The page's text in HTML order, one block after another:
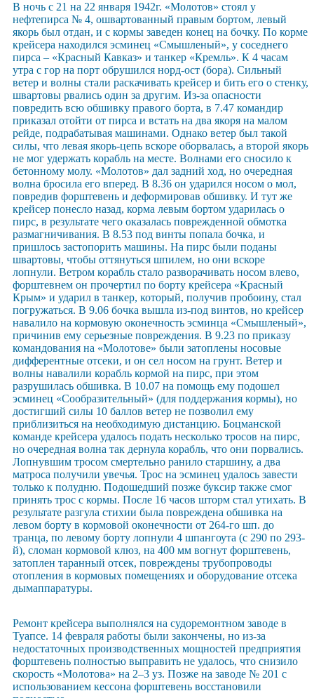
В ночь с 21 на 22 января 1942г. «Молотов» стоял у
нефтепирса № 4, ошвартованный правым бортом, левый
якорь был отдан, и с кормы заведен конец на бочку. По корме
крейсера находился эсминец «Смышленый», у соседнего
пирса – «Красный Кавказ» и танкер «Кремль». К 4 часам
утра с гор на порт обрушился норд-ост (бора). Сильный
ветер и волны стали раскачивать крейсер и бить его о стенку,
швартовы рвались один за другим. Из-за опасности
повредить всю обшивку правого борта, в 7.47 командир
приказал отойти от пирса и встать на два якоря на малом
рейде, подрабатывая машинами. Однако ветер был такой
силы, что левая якорь-цепь вскоре оборвалась, а второй якорь
не мог удержать корабль на месте. Волнами его сносило к
бетонному молу. «Молотов» дал задний ход, но очередная
волна бросила его вперед. В 8.36 он ударился носом о мол,
повредив форштевень и деформировав обшивку. И тут же
крейсер понесло назад, корма левым бортом ударилась о
пирс, в результате чего оказалась поврежденной обмотка
размагничивания. В 8.53 под винты попала бочка, и
пришлось застопорить машины. На пирс были поданы
швартовы, чтобы оттянуться шпилем, но они вскоре
лопнули. Ветром корабль стало разворачивать носом влево,
форштевнем он прочертил по борту крейсера «Красный
Крым» и ударил в танкер, который, получив пробоину, стал
погружаться. В 9.06 бочка вышла из-под винтов, но крейсер
навалило на кормовую оконечность эсминца «Смышленый»,
причинив ему серьезные повреждения. В 9.23 по приказу
командования на «Молотове» были затоплены носовые
дифферентные отсеки, и он сел носом на грунт. Ветер и
волны навалили корабль кормой на пирс, при этом
разрушилась обшивка. В 10.07 на помощь ему подошел
эсминец «Сообразительный» (для поддержания кормы), но
достигший силы 10 баллов ветер не позволил ему
приблизиться на необходимую дистанцию. Боцманской
команде крейсера удалось подать несколько тросов на пирс,
но очередная волна так дернула корабль, что они порвались.
Лопнувшим тросом смертельно ранило старшину, а два
матроса получили увечья. Трос на эсминец удалось завести
только к полудню. Подошедший позже буксир также смог
принять трос с кормы. После 16 часов шторм стал утихать. В
результате разгула стихии была повреждена обшивка на
левом борту в кормовой оконечности от 264-го шп. до
транца, по левому борту лопнули 4 шпангоута (с 290 по 293-
й), сломан кормовой клюз, на 400 мм вогнут форштевень,
затоплен таранный отсек, повреждены трубопроводы
отопления в кормовых помещениях и оборудование отсека
дымаппаратуры.
Ремонт крейсера выполнялся на судоремонтном заводе в
Туапсе. 14 февраля работы были закончены, но из-за
недостаточных производственных мощностей предприятия
форштевень полностью выправить не удалось, что снизило
скорость «Молотова» на 2–3 уз. Позже на заводе № 201 с
использованием кессона форштевень восстановили